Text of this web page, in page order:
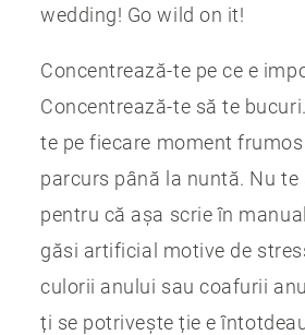
wedding! Go wild on it!
Concentrează-te pe ce e
Concentrează-te să te
te pe fiecare moment
parcurs până la nuntă. Nu te
pentru că așa scrie în
găsi artificial motive de
culorii anului sau coafurii
ți se potrivește ție e